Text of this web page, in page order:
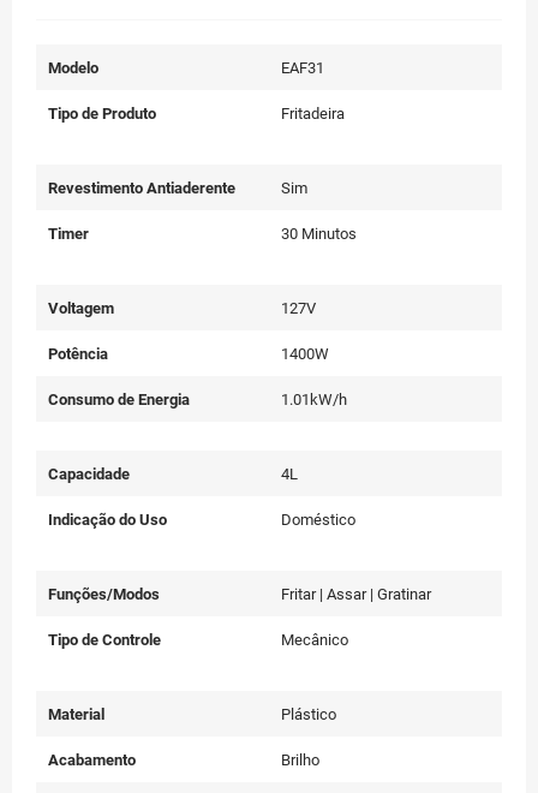
Modelo EAF31
Tipo de Produto Fritadeira
Revestimento Antiaderente Sim
Timer 30 Minutos
Voltagem 127V
Potência 1400W
Consumo de Energia 1.01kW/h
Capacidade 4L
Indicação do Uso Doméstico
Funções/Modos Fritar | Assar | Gratinar
Tipo de Controle Mecânico
Material Plástico
Acabamento Brilho